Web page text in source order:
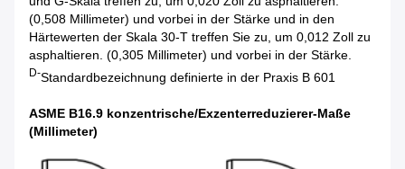
(0,508 Millimeter) und vorbei in der Stärke und in den
Härtewerten der Skala 30-T treffen Sie zu, um 0,012 Zoll zu
asphaltieren. (0,305 Millimeter) und vorbei in der Stärke.
D-Standardbezeichnung definierte in der Praxis B 601
ASME B16.9 konzentrische/Exzenterreduzierer-Maße
(Millimeter)